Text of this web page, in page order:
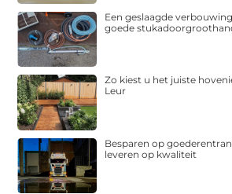
Een geslaagde
goede
Zo kiest u het juiste
Leur
Besparen op
leveren op kwaliteit